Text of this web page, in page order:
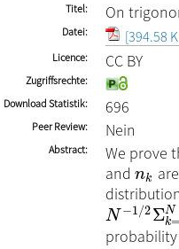
Titel On
Datei [394.58
Licence CC BY
Zugriffsrechte
Download Statistik
696
Peer Review Nein
Abstract
We prove
and nk
nk
N −1/2ΣN
k
N− 1/2Σk=1N